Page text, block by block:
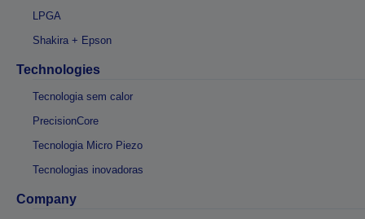
LPGA
Shakira + Epson
Technologies
Tecnologia sem calor
PrecisionCore
Tecnologia Micro Piezo
Tecnologias inovadoras
Company